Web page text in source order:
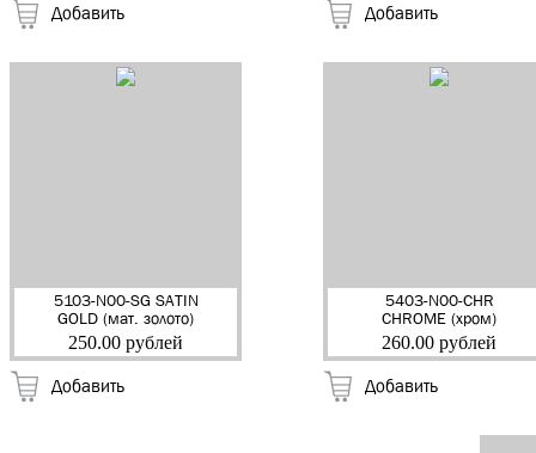
Добавить Добавить
5103-N00-SG SATIN
GOLD (мат. золото)
Крючок мебельный
"EDSON" (25)
250.00 рублей
Добавить
5403-N00-CHR
CHROME (хром)
Крючок мебельный
"EDSON" (25)
260.00 рублей
Добавить